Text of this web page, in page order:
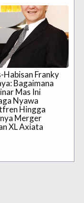
Habisan Franky
Bagaimana
Mas Ini
Nyawa
Hingga
Merger
XL Axiata